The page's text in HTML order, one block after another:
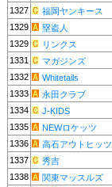
1327
福岡ヤンキース
1329
塁盗人
1329
リンクス
1331
マガジンズ
1332
Whitetails
1333
永田クラブ
1334
J-KIDS
1335
NEWロケッツ
1336
高石アウトヒッツ
1337
秀吉
1338
関東マッスルズ